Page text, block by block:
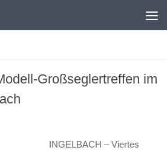
Großseglertreffen im
INGELBACH – Viertes